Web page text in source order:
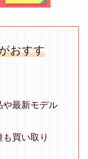
おすす
や最新モデル
買い取り